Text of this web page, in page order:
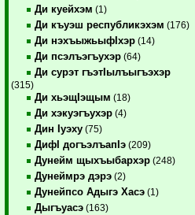
Ди куейхэм (1)
Ди къуэш республикэхэм (176)
Ди нэхъыжьыфIхэр (14)
Ди псэлъэгъухэр (64)
Ди сурэт гъэтIылъыгъэхэр
(315)
Ди хьэщIэщым (18)
Ди хэкуэгъухэр (4)
Дин Iуэху (75)
ДифI догъэлъапIэ (209)
Дунейм щыхъыбархэр (248)
Дунеймрэ дэрэ (2)
Дунейпсо Адыгэ Хасэ (1)
Дыгъуасэ (163)